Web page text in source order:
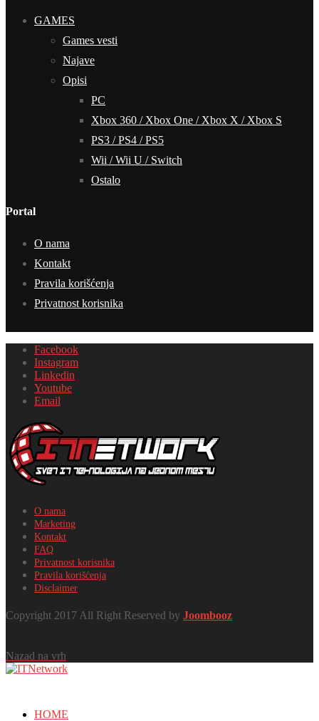
GAMES
Games vesti
Najave
Opisi
PC
Xbox 360 / Xbox One / Xbox X / Xbox S
PS3 / PS4 / PS5
Wii / Wii U / Switch
Ostalo
Portal
O nama
Kontakt
Pravila korišćenja
Privatnost korisnika
Facebook
Instagram
Linkedin
Youtube
Email
O nama
Marketing
Kontakt
FAQ
Privatnost korisnika
Pravila korišćenja
Disclaimer
Copyright 2017 All Right Reserved by Joombooz
Nazad na vrh
HOME